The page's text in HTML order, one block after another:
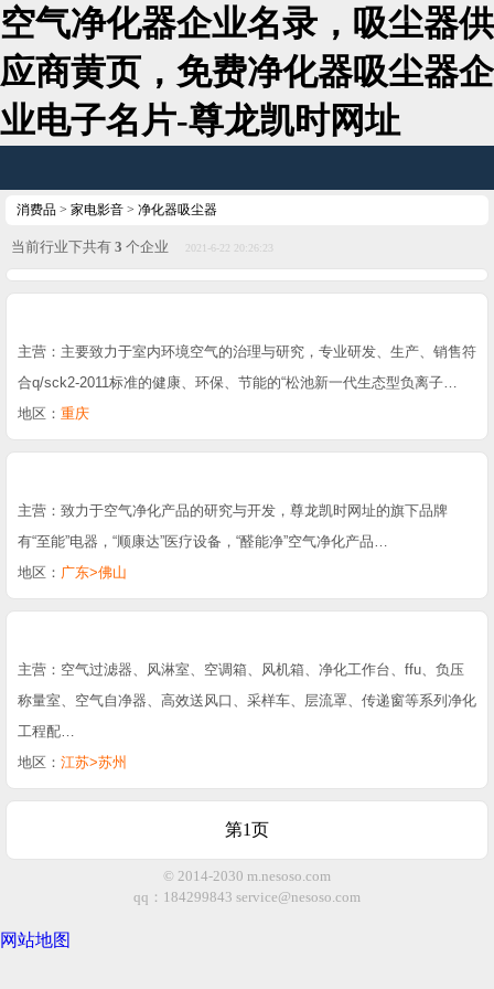
空气净化器企业名录，吸尘器供
应商黄页，免费净化器吸尘器企
业电子名片-尊龙凯时网址
消费品 > 家电影音 > 净化器吸尘器
当前行业下共有 3 个企业 2021-6-22 20:26:23
主营：主要致力于室内环境空气的治理与研究，专业研发、生产、销售符
合q/sck2-2011标准的健康、环保、节能的“松池新一代生态型负离子…
地区： 重庆
主营：致力于空气净化产品的研究与开发，尊龙凯时网址的旗下品牌
有“至能”电器，“顺康达”医疗设备，“醛能净”空气净化产品…
地区： 广东>佛山
主营：空气过滤器、风淋室、空调箱、风机箱、净化工作台、ffu、负压
称量室、空气自净器、高效送风口、采样车、层流罩、传递窗等系列净化
工程配…
地区： 江苏>苏州
第1页
© 2014-2030 m.nesoso.com
qq：184299843 service@nesoso.com
网站地图